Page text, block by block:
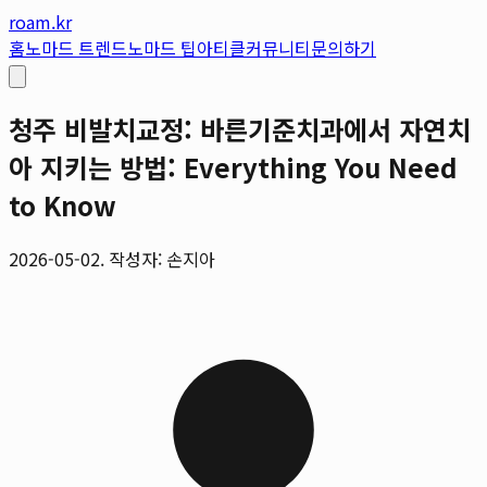
roam.kr
홈노마드 트렌드노마드 팁아티클커뮤니티문의하기
청주 비발치교정: 바른기준치과에서 자연치
아 지키는 방법: Everything You Need
to Know
2026-05-02. 작성자: 손지아